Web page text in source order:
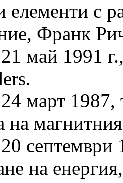
с
Франк
май 1991
март 1987,
на
септември
на